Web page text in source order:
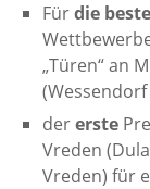
Fürdie
„Türen“ an
(Wessendorf
dererste
Vreden
Vreden) für